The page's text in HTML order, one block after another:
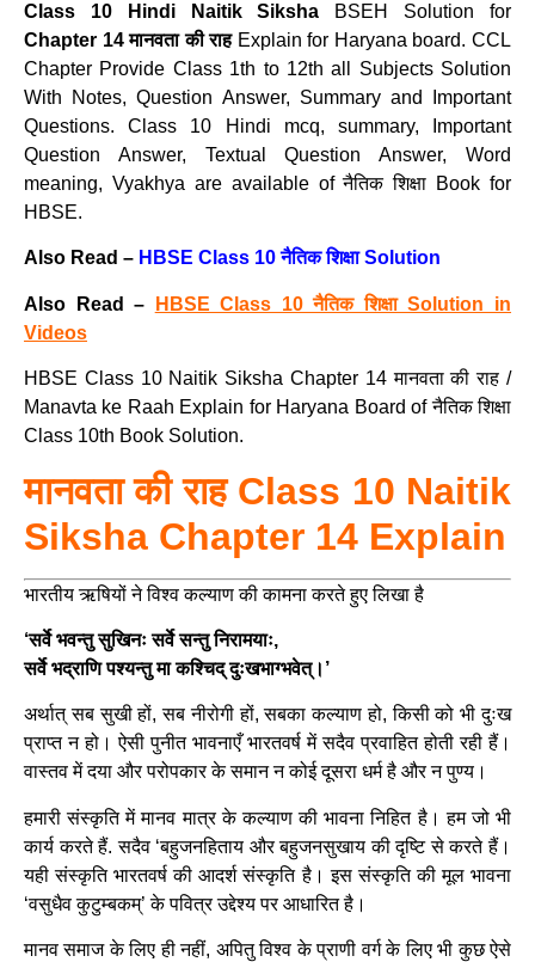
Class 10 Hindi Naitik Siksha BSEH Solution for
Chapter 14 मानवता की राहExplain for Haryana board. CCL
Chapter Provide Class 1th to 12th all Subjects Solution
With Notes, Question Answer, Summary and Important
Questions. Class 10 Hindi mcq, summary, Important
Question Answer, Textual Question Answer, Word
meaning, Vyakhya are available of नैतिक शिक्षा Book for
HBSE.
Also Read – HBSE Class 10 नैतिक शिक्षा Solution
Also Read –
HBSE Class 10 नैतिक शिक्षा Solution in
Videos
HBSE Class 10 Naitik Siksha Chapter 14 मानवता की राह /
Manavta ke Raah Explain for Haryana Board of नैतिक शिक्षा
Class 10th Book Solution.
मानवता की राह Class 10 Naitik
Siksha Chapter 14 Explain
भारतीय ऋषियों ने विश्व कल्याण की कामना करते हुए लिखा है
‘सर्वे भवन्तु सुखिनः सर्वे सन्तु निरामयाः,
सर्वे भद्राणि पश्यन्तु मा कश्चिद् दुःखभाग्भवेत्।’
अर्थात् सब सुखी हों, सब नीरोगी हों, सबका कल्याण हो, किसी को भी दुःख
प्राप्त न हो। ऐसी पुनीत भावनाएँ भारतवर्ष में सदैव प्रवाहित होती रही हैं।
वास्तव में दया और परोपकार के समान न कोई दूसरा धर्म है और न पुण्य।
हमारी संस्कृति में मानव मात्र के कल्याण की भावना निहित है। हम जो भी
कार्य करते हैं. सदैव ‘बहुजनहिताय और बहुजनसुखाय की दृष्टि से करते हैं।
यही संस्कृति भारतवर्ष की आदर्श संस्कृति है। इस संस्कृति की मूल भावना
‘वसुधैव कुटुम्बकम्’ के पवित्र उद्देश्य पर आधारित है।
मानव समाज के लिए ही नहीं, अपितु विश्व के प्राणी वर्ग के लिए भी कुछ ऐसे